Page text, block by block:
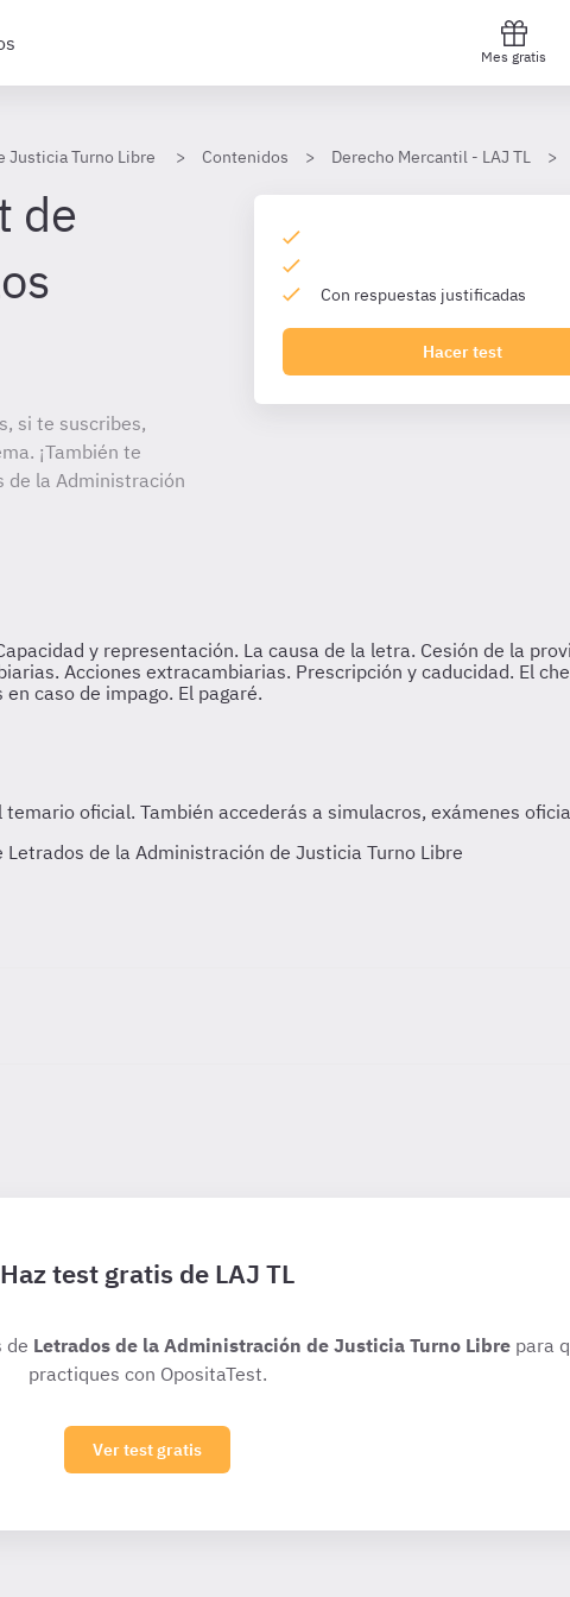
Mes gratis
Justicia Turno Libre Contenidos Derecho Mercantil - LAJ TL
de
si te suscribes,
¡También te
la Administración
Con respuestas justificadas
Hacer test
de la Administración de Justicia Turno Libre
Haz test gratis de LAJ TL
de Letrados de la Administración de Justicia Turno Librepara
practiques con OpositaTest.
Ver test gratis